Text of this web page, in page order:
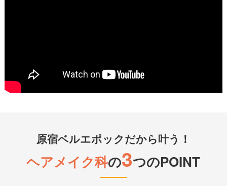
原宿ベルエポックだから叶う！
ヘアメイク科の3つのPOINT